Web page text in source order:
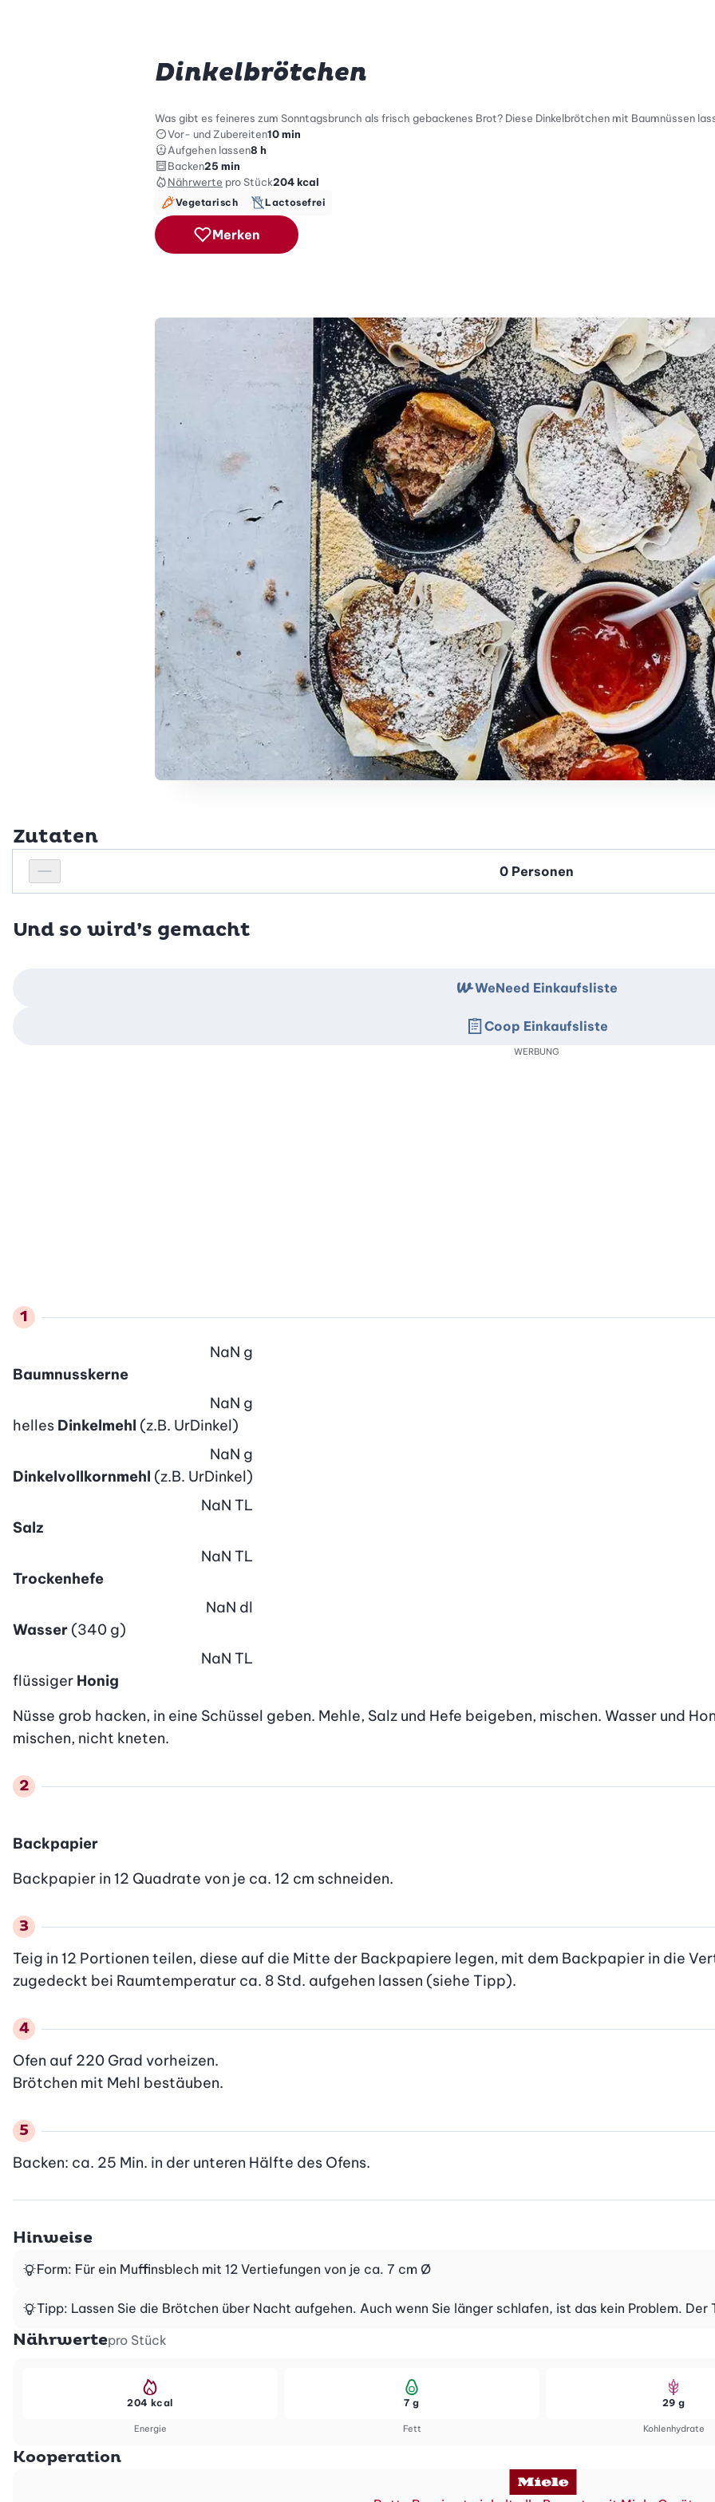
Dinkelbrötchen
Was gibt es feineres zum Sonntagsbrunch als frisch gebackenes Brot? Diese Dinkelbrötchen mit Baumnüssen
Vor- und Zubereiten10 min
Aufgehen lassen8 h
Backen25 min
Nährwerte pro Stück204 kcal
Vegetarisch Lactosefrei
Merken
Zutaten
Personenanzahl verringern
Personenanzahl
Und so wird’s gemacht
Baumnusskerne
NaN g
helles Dinkelmehl (z.B. UrDinkel)
NaN g
Dinkelvollkornmehl (z.B. UrDinkel)
NaN g
Salz
NaN TL
Trockenhefe
NaN TL
Wasser (340 g)
NaN dl
flüssiger Honig
NaN TL
Nüsse grob hacken, in eine Schüssel geben. Mehle, Salz und Hefe beigeben, mischen. Wasser und
mischen, nicht kneten.
Backpapier
Backpapier in 12 Quadrate von je ca. 12 cm schneiden.
Teig in 12 Portionen teilen, diese auf die Mitte der Backpapiere legen, mit dem Backpapier in die
zugedeckt bei Raumtemperatur ca. 8 Std. aufgehen lassen (siehe Tipp).
Ofen auf 220 Grad vorheizen.
Brötchen mit Mehl bestäuben.
Backen: ca. 25 Min. in der unteren Hälfte des Ofens.
WeNeed Einkaufsliste
Coop Einkaufsliste
WERBUNG
Hinweise
Form: Für ein Muffinsblech mit 12 Vertiefungen von je ca. 7 cm Ø
Tipp: Lassen Sie die Brötchen über Nacht aufgehen. Auch wenn Sie länger schlafen, ist das kein Problem. Der
Nährwertepro Stück
Energie
204 kcal
Fett
7 g
Kohlenhydrate
29 g
Kooperation